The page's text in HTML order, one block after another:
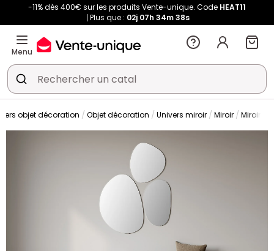
-11% dès 400€ sur les produits Vente-unique. Code HEAT11
Plus que : 02j 07h 34m38s
Menu
objet décoration Objet décoration Univers miroir Miroir Miroir